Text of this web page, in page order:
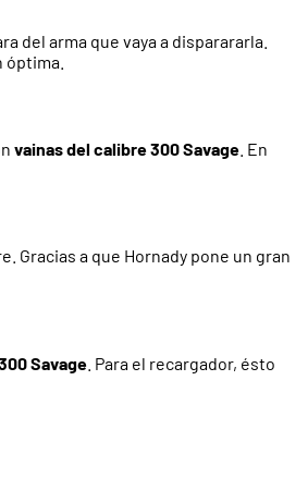
del arma que vaya a disparararla.
óptima.
vainas del calibre 300 Savage . En
Gracias a que Hornady pone un gran
Savage . Para el recargador, ésto